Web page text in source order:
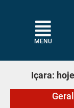
MENU
Içara:
Geral